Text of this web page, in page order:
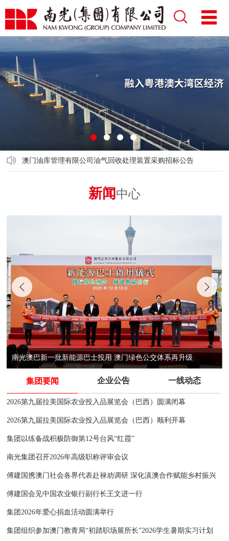
2 4
澳门油库管理有限公司油气回收处理装置采购招标公告
新闻中心
南光澳巴新一批新能源巴士投用 澳门绿色公交体系再升级
集团要闻 企业公告 一线动态
2026第九届拉美国际农业投入品展览会（巴西）圆满闭幕
2026第九届拉美国际农业投入品展览会（巴西）顺利开幕
集团以练备战积极防御第12号台风“红霞”
南光集团召开2026年高级职称评审会议
傅建国携澳门社会各界代表赴禄劝调研 深化滇澳合作赋能乡村振兴
傅建国会见中国农业银行副行长王文进一行
集团2026年爱心捐血活动圆满举行
集团组织参加澳门教青局“初踏职场展所长”2026学生暑期实习计划